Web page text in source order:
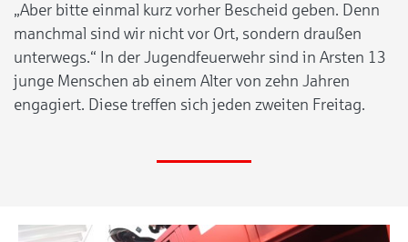
„Aber bitte einmal kurz vorher Bescheid geben. Denn
manchmal sind wir nicht vor Ort, sondern draußen
unterwegs.“ In der Jugendfeuerwehr sind in Arsten 13
junge Menschen ab einem Alter von zehn Jahren
engagiert. Diese treffen sich jeden zweiten Freitag.